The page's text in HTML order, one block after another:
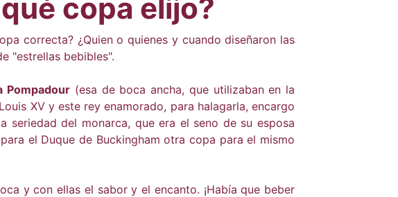
copa elijo?
correcta? ¿Quien o quienes y cuando diseñaron las
"estrellas bebibles".
Pompadour (esa de boca ancha, que utilizaban en la
XV y este rey enamorado, para halagarla, encargo
seriedad del monarca, que era el seno de su esposa
el Duque de Buckingham otra copa para el mismo
y con ellas el sabor y el encanto. ¡Había que beber